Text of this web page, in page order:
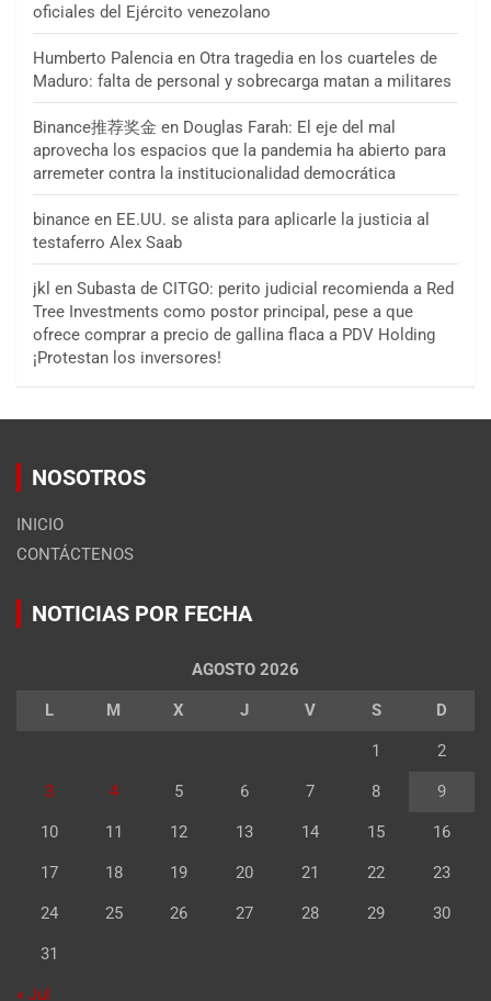
oficiales del Ejército venezolano
Humberto Palencia en Otra tragedia en los cuarteles de
Maduro: falta de personal y sobrecarga matan a militares
Binance推荐奖金 en Douglas Farah: El eje del mal
aprovecha los espacios que la pandemia ha abierto para
arremeter contra la institucionalidad democrática
binance en EE.UU. se alista para aplicarle la justicia al
testaferro Alex Saab
jkl en Subasta de CITGO: perito judicial recomienda a Red
Tree Investments como postor principal, pese a que
ofrece comprar a precio de gallina flaca a PDV Holding
¡Protestan los inversores!
NOSOTROS
INICIO
CONTÁCTENOS
NOTICIAS POR FECHA
AGOSTO 2026
L M X J V S D
1 2
3 4 5 6 7 8 9
10 11 12 13 14 15 16
17 18 19 20 21 22 23
24 25 26 27 28 29 30
31
« Jul